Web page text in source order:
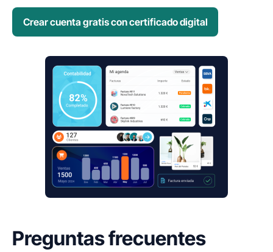
Crear cuenta gratis con certificado digital
Preguntas frecuentes